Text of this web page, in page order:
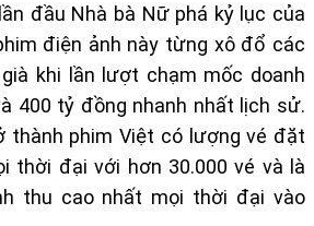
đầu Nhà bà Nữ phá kỷ lục của
điện ảnh này từng xô đổ các
khi lần lượt chạm mốc doanh
400 tỷ đồng nhanh nhất lịch sử.
thành phim Việt có lượng vé đặt
thời đại với hơn 30.000 vé và là
thu cao nhất mọi thời đại vào